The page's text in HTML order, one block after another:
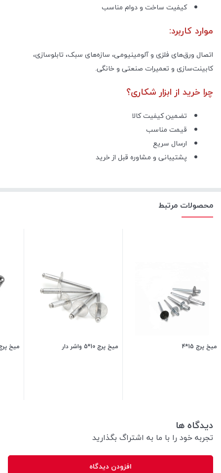
کیفیت ساخت و دوام مناسب
موارد کاربرد:
اتصال ورق‌های فلزی و آلومینیومی، سازه‌های سبک، تابلو‌سازی،
کابینت‌سازی و تعمیرات صنعتی و خانگی.
چرا خرید از ابزار شکاری؟
تضمین کیفیت کالا
قیمت مناسب
ارسال سریع
پشتیبانی و مشاوره قبل از خرید
محصولات مرتبط
میخ پرچ 15*4 میخ پرچ 10*5 واشر دار میخ پرچ 15*4
دیدگاه ها
تجربه خود را با ما به اشتراگ بگذارید
افزودن دیدگاه